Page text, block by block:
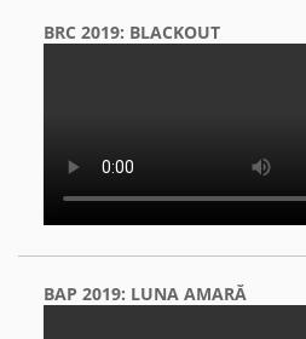
BRC 2019: BLACKOUT
BAP 2019: LUNA AMARĂ